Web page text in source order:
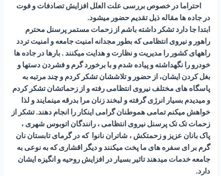
احتراما در خصوص بررسی علت العلل افزایش تصادفات و فوت
در جاده ها مقاله ذیل تقدیم حضور میشود.
ابتدا جا دارد تشکر داشته باشم از زحمات مستمر پرسنل محترم
راهور و نیروی انتظامی که بطور مجدانه امنیت جامعه و امنیت تردد
راههای کشور را مدیریت و نظارت و هدایت میکنند . بارها در جاده ها
خودرو را نگهداشته و پیاده شدم و با برخورد گرم و فشردن دستها و
بغل کردن ایشان، از حضور و تلاششان تشکر کردم و چند مرتبه به
پاسگاه های مختلف نیروی انتظامی رفته و از زحماتشان تشکر کردم
و میدیدم بسیار انرژی گرفته و لبخند زنان مرا بدرقه مینمایند و لذا
خواهش میکنم تمامی هموطنان گرامی اینکار را انجام دهند. تشکر از
زحمات تک تک پرسنل نیروی انتظامی ، رانندگان اتوبوس شهری ،
پاک بانان عزیز و زحمتکش ، شاتران نانوا که در گرمای تابستان نان
گرم بر ای سفره های ما پخت میکنند و دیگر اقشاری که به نوعی به
جامعه خدمات میدهند تاثیر بسیار در افزایش روحیه و انگیزه ایشان
دارد.